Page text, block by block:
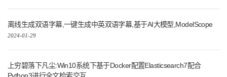
离线生成双语字幕,一键生成中英双语字幕,基于AI大模型,ModelScope
2024-01-29
上穷碧落下凡尘:Win10系统下基于Docker配置Elasticsearch7配合